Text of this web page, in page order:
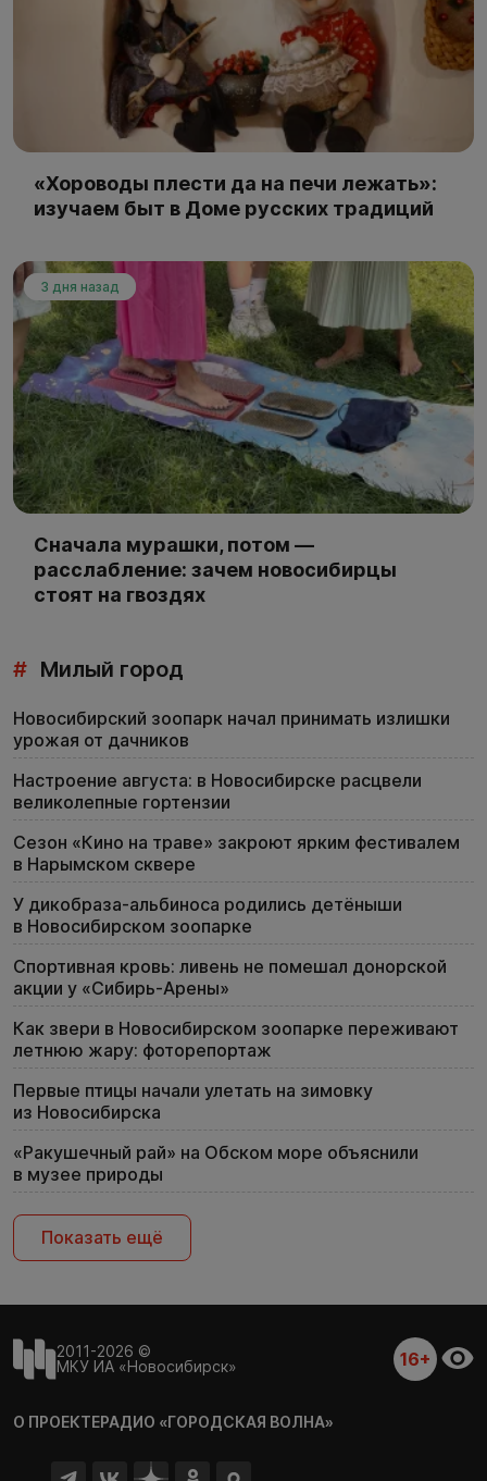
«Хороводы плести да на печи лежать»:
изучаем быт в Доме русских традиций
3 дня назад
Сначала мурашки, потом —
расслабление: зачем новосибирцы
стоят на гвоздях
# Милый город
Новосибирский зоопарк начал принимать излишки
урожая от дачников
Настроение августа: в Новосибирске расцвели
великолепные гортензии
Сезон «Кино на траве» закроют ярким фестивалем
в Нарымском сквере
У дикобраза-альбиноса родились детёныши
в Новосибирском зоопарке
Спортивная кровь: ливень не помешал донорской
акции у «Сибирь-Арены»
Как звери в Новосибирском зоопарке переживают
летнюю жару: фоторепортаж
Первые птицы начали улетать на зимовку
из Новосибирска
«Ракушечный рай» на Обском море объяснили
в музее природы
Показать ещё
2011-2026 ©
МКУ ИА «Новосибирск»
16+
О ПРОЕКТЕРАДИО «ГОРОДСКАЯ ВОЛНА»